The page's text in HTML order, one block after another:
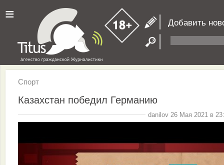
≡ Добавить
Спорт
Казахстан победил Германию
danilov 26 Мая 2021 в